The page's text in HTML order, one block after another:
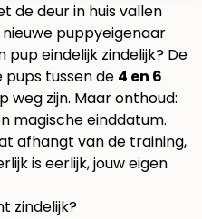
de deur in huis vallen
puppyeigenaar
pup eindelijk zindelijk? De
tussen de 4 en 6
weg zijn. Maar onthoud:
magische einddatum.
afhangt van de training,
is eerlijk, jouw eigen
zindelijk?